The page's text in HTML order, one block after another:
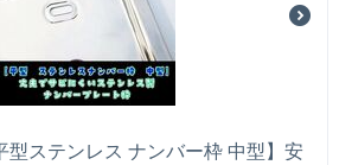
ステンレス ナンバー枠 中型】安